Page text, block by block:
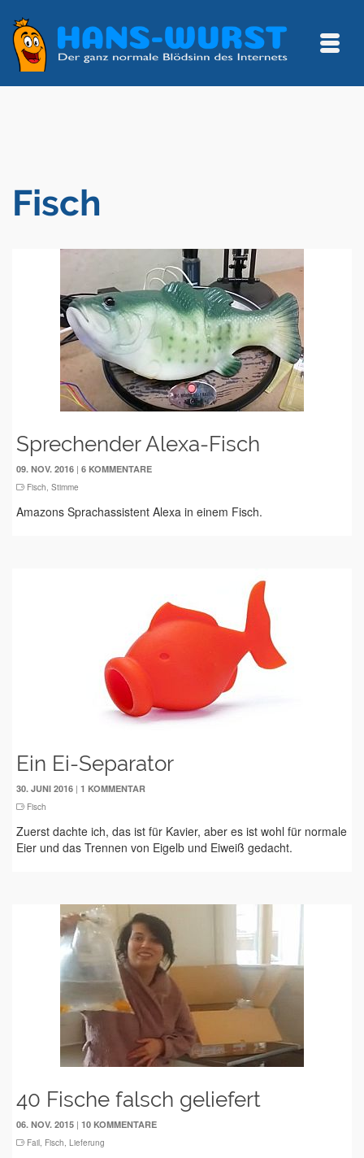
Fisch
Sprechender Alexa-Fisch
09. NOV. 2016 | 6 KOMMENTARE
Fisch, Stimme
Amazons Sprachassistent Alexa in einem Fisch.
Ein Ei-Separator
30. JUNI 2016 | 1 KOMMENTAR
Fisch
Zuerst dachte ich, das ist für Kavier, aber es ist wohl für normale
Eier und das Trennen von Eigelb und Eiweiß gedacht.
40 Fische falsch geliefert
06. NOV. 2015 | 10 KOMMENTARE
Fail, Fisch, Lieferung